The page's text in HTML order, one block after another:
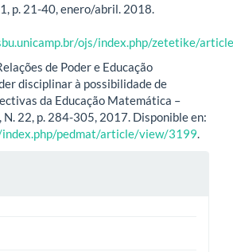
p. 21-40, enero/abril. 2018.
ojs/index.php/zetetike/
de Poder e Educação
disciplinar à possibilidade de
da Educação Matemática –
22, p. 284-305, 2017. Disponible en:
pedmat/article/view/3199.